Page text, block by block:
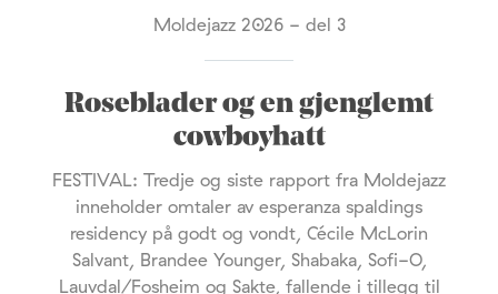
Moldejazz 2026 - del 3
Roseblader og en gjenglemt
cowboyhatt
FESTIVAL: Tredje og siste rapport fra Moldejazz
inneholder omtaler av esperanza spaldings
residency på godt og vondt, Cécile McLorin
Salvant, Brandee Younger, Shabaka, Sofi-O,
Lauvdal/Fosheim og Sakte, fallende i tillegg til